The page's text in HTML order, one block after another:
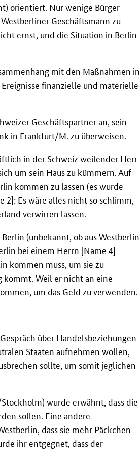
orientiert. Nur wenige Bürger
Geschäftsmann zu
ernst, und die Situation in Berlin
mit den Maßnahmen in
finanzielle und materielle
Geschäftspartner an, sein
in Frankfurt/M. zu überweisen.
in der Schweiz weilender Herr
um sein Haus zu kümmern. Auf
kommen zu lassen (es wurde
2]: Es wäre alles nicht so schlimm,
verwirren lassen.
(unbekannt, ob aus Westberlin
bei einem Herrn [Name 4]
kommen muss, um sie zu
kommt. Weil er nicht an eine
um das Geld zu verwenden.
über Handelsbeziehungen
Staaten aufnehmen wollen,
sollte, um somit jeglichen
wurde erwähnt, dass die
sollen. Eine andere
dass sie mehr Päckchen
ihr entgegnet, dass der